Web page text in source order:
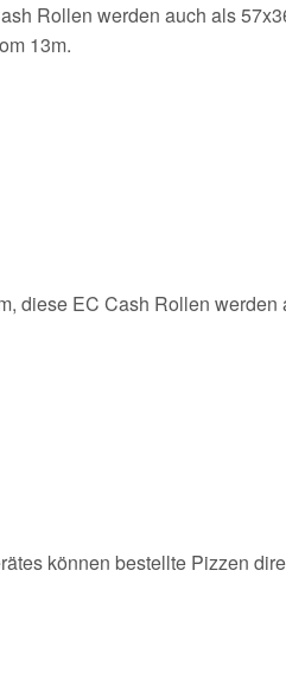
Rollen werden auch als
13m.
diese EC Cash Rollen werden
können bestellte Pizzen